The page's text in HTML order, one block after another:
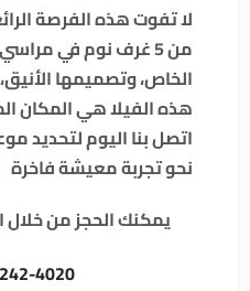
لا تفوت هذه الفرصة
من 5 غرف نوم في
الخاص، وتصميمها
هذه الفيلا هي المكان
اتصل بنا اليوم لتحديد
نحو تجربة معيشة فاخرة
يمكنك الحجز من خلال
4020